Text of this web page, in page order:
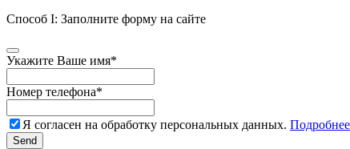
Способ I: Заполните форму на сайте
Укажите Ваше имя*
Номер телефона*
Я согласен на обработку персональных данных.
Send